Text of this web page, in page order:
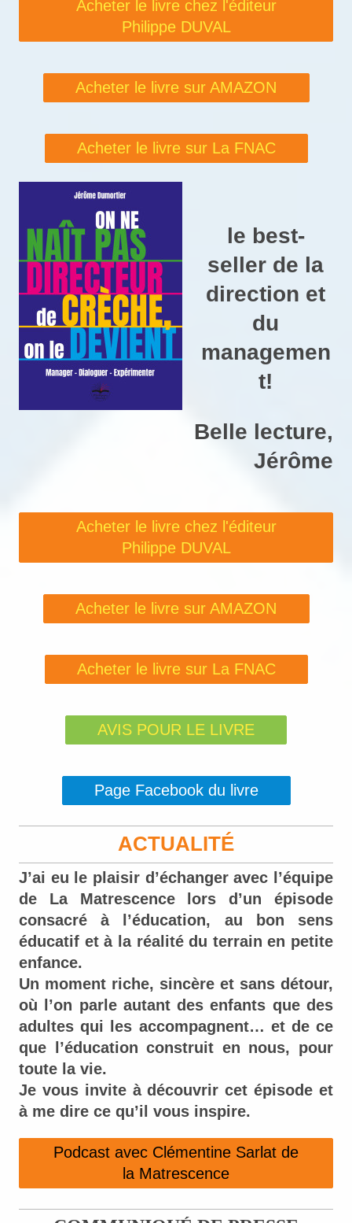
Acheter le livre chez l'éditeur
Philippe DUVAL
Acheter le livre sur AMAZON
Acheter le livre sur La FNAC
le best-
seller de la
direction et
du
managemen
t!
Belle lecture,
Jérôme
Acheter le livre chez l'éditeur
Philippe DUVAL
Acheter le livre sur AMAZON
Acheter le livre sur La FNAC
AVIS POUR LE LIVRE
Page Facebook du livre
ACTUALITÉ
J’ai eu le plaisir d’échanger avec l’équipe
de La Matrescence lors d’un épisode
consacré à l’éducation, au bon sens
éducatif et à la réalité du terrain en petite
enfance.
Un moment riche, sincère et sans détour,
où l’on parle autant des enfants que des
adultes qui les accompagnent… et de ce
que l’éducation construit en nous, pour
toute la vie.
Je vous invite à découvrir cet épisode et
à me dire ce qu’il vous inspire.
Podcast avec Clémentine Sarlat de
la Matrescence